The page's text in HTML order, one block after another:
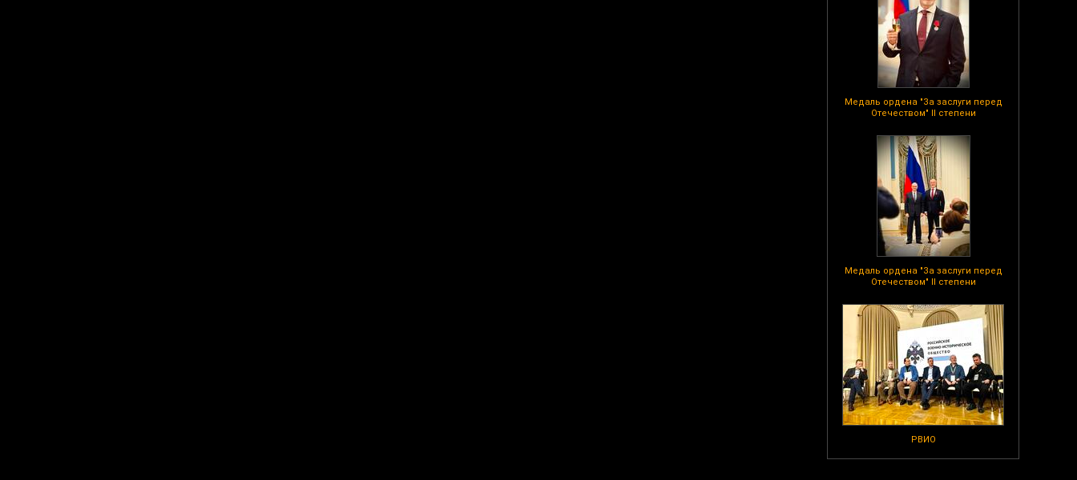
Медаль ордена "За заслуги перед
Отечеством" II степени
Медаль ордена "За заслуги перед
Отечеством" II степени
РВИО